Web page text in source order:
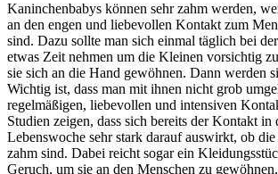
Kaninchenbabys können sehr zahm werden,
an den engen und liebevollen Kontakt zum
sind. Dazu sollte man sich einmal täglich bei
etwas Zeit nehmen um die Kleinen vorsichtig
sie sich an die Hand gewöhnen. Dann werden
Wichtig ist, dass man mit ihnen nicht grob
regelmäßigen, liebevollen und intensiven
Studien zeigen, dass sich bereits der Kontakt in
Lebenswoche sehr stark darauf auswirkt, ob
zahm sind. Dabei reicht sogar ein
Geruch, um sie an den Menschen zu